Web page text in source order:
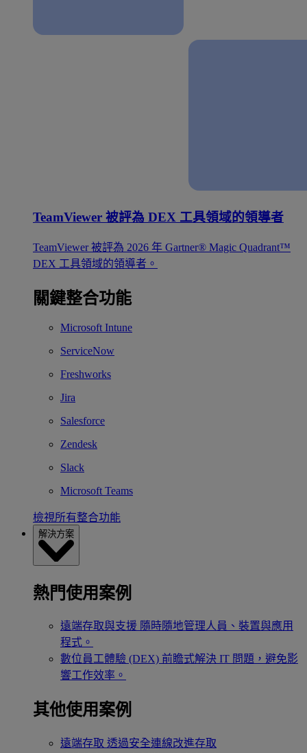
TeamViewer 被評為 DEX 工具領域的領導者
TeamViewer 被評為 2026 年 Gartner® Magic Quadrant™
DEX 工具領域的領導者。
關鍵整合功能
Microsoft Intune
ServiceNow
Freshworks
Jira
Salesforce
Zendesk
Slack
Microsoft Teams
檢視所有整合功能
解決方案
熱門使用案例
遠端存取與支援 隨時隨地管理人員、裝置與應用
程式。
數位員工體驗 (DEX) 前瞻式解決 IT 問題，避免影
響工作效率。
其他使用案例
遠端存取 透過安全連線改進存取